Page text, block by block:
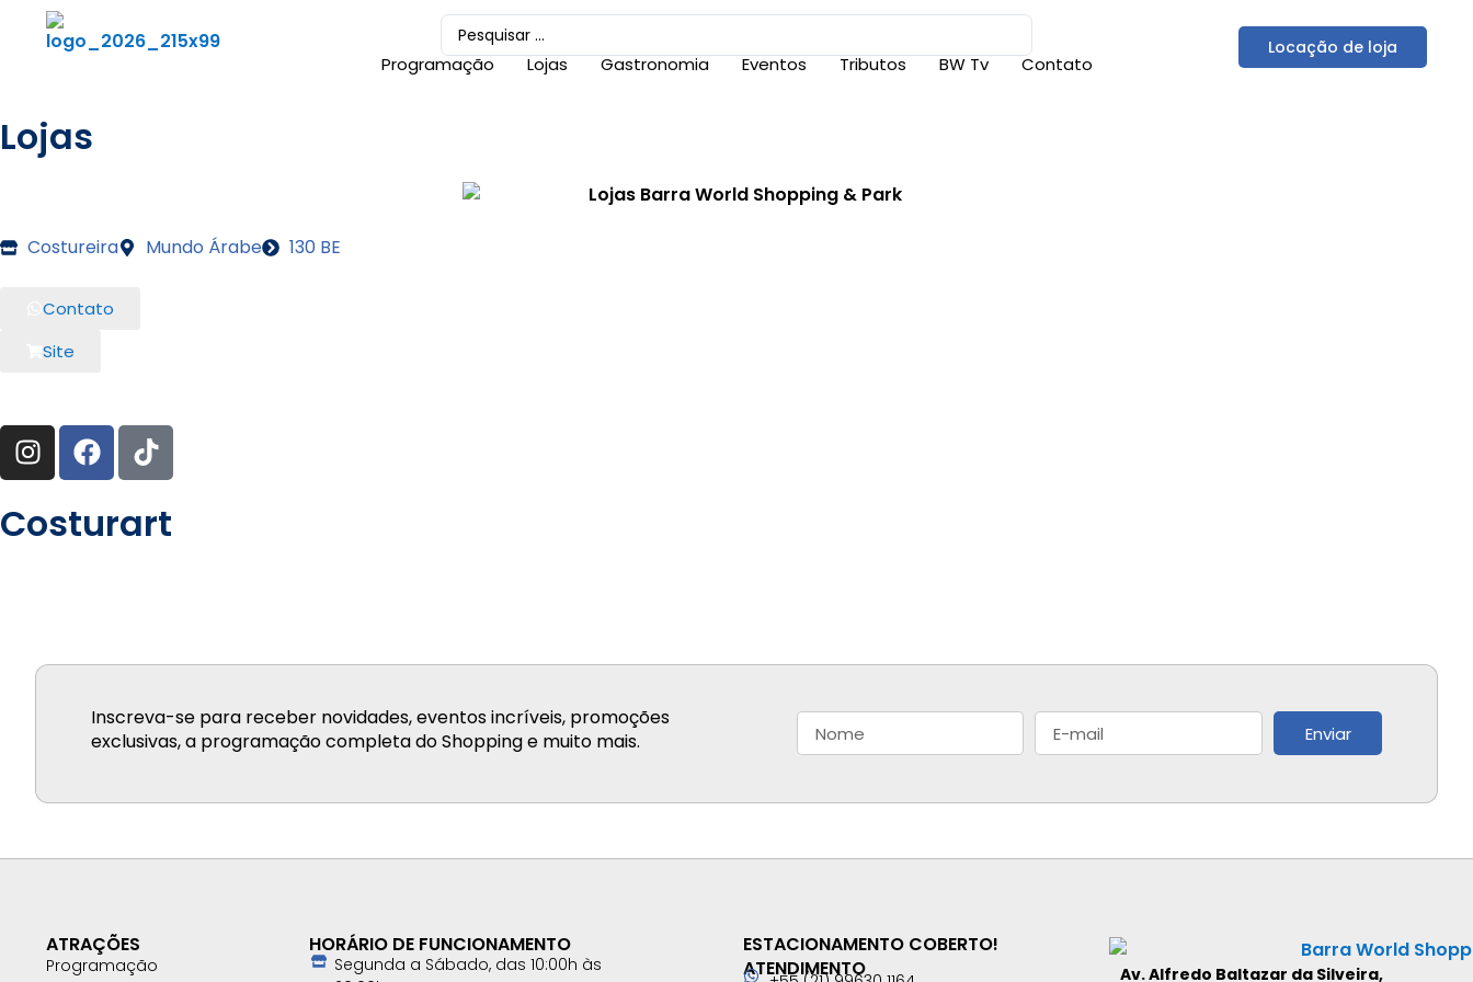
Programação Lojas Gastronomia Eventos Tributos BW Tv Contato
Locação de loja
Lojas
Costureira Mundo Árabe 130 BE
Contato
Site
Costurart
Inscreva-se para receber novidades, eventos incríveis, promoções
exclusivas, a programação completa do Shopping e muito mais.
Enviar
ATRAÇÕES
Programação
HORÁRIO DE FUNCIONAMENTO
Segunda a Sábado, das 10:00h às
ESTACIONAMENTO COBERTO!
ATENDIMENTO
Av. Alfredo Baltazar da Silveira,